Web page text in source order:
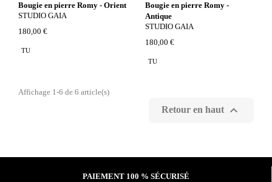
Bougie en pierre Romy - Orient
STUDIO GAIA
180,00 €
TU
Bougie en pierre Romy -
Antique
STUDIO GAIA
180,00 €
TU
Affichage 1-6 de 6 article(s)
Retour en haut 
PAIEMENT 100 % SÉCURISÉ